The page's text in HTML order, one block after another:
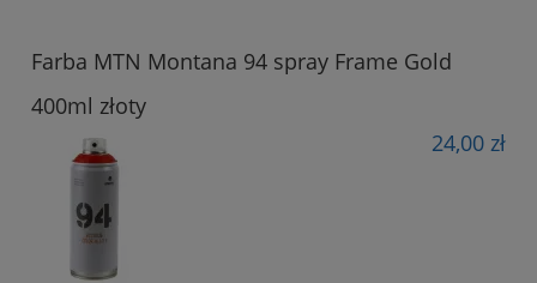
Farba MTN Montana 94 spray Frame Gold
400ml złoty
24,00 zł